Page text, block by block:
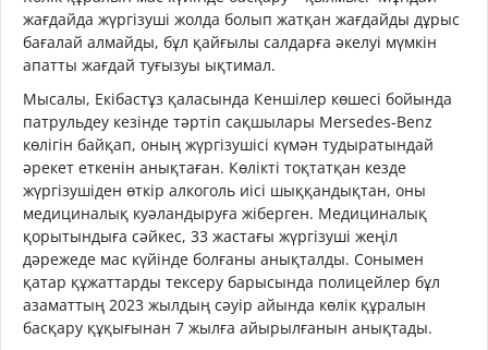
жағдайда жүргізуші жолда болып жатқан жағдайды дұрыс
бағалай алмайды, бұл қайғылы салдарға әкелуі мүмкін
апатты жағдай туғызуы ықтимал.
Мысалы, Екібастұз қаласында Кеншілер көшесі бойында
патрульдеу кезінде тәртіп сақшылары Mersedes-Benz
көлігін байқап, оның жүргізушісі күмән тудыратындай
әрекет еткенін анықтаған. Көлікті тоқтатқан кезде
жүргізушіден өткір алкоголь иісі шыққандықтан, оны
медициналық куәландыруға жіберген. Медициналық
қорытындыға сәйкес, 33 жастағы жүргізуші жеңіл
дәрежеде мас күйінде болғаны анықталды. Сонымен
қатар құжаттарды тексеру барысында полицейлер бұл
азаматтың 2023 жылдың сәуір айында көлік құралын
басқару құқығынан 7 жылға айырылғанын анықтады.